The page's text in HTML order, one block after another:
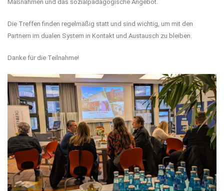
Maßnahmen und das sozialpädagogische Angebot.
Die Treffen finden regelmäßig statt und sind wichtig, um mit den
Partnern im dualen System in Kontakt und Austausch zu bleiben.
Danke für die Teilnahme!